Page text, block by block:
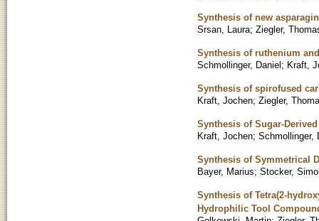
Synthesis of new
Srsan, Laura; Ziegler,
Synthesis of ruthenium
Schmollinger, Daniel; Kraft,
Synthesis of spirofused
Kraft, Jochen; Ziegler,
Synthesis of Sugar-
Kraft, Jochen; Schmollinger,
Synthesis of Symmetrical
Bayer, Marius; Stocker,
Synthesis of Tetra(2-
Hydrophilic Tool